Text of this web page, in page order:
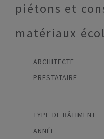
piétons et
matériaux
ARCHITECTE
PRESTATAIRE
TYPE DE BÂTIMENT
ANNÉE